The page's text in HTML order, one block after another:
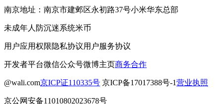
南京地址：南京市建邺区永初路37号小米华东总部
未成年人防沉迷系统米币
用户应用权限隐私协议用户服务协议
开发者平台微信公众号微博主页商务合作
@wali.com京ICP证110335号 京ICP备17017388号-1营业执照
京公网安备11010802023678号